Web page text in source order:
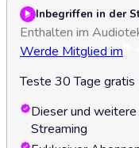
Inbegriffen in der
Enthalten im
Werde Mitglied im
Teste 30 Tage gratis
Dieser und
Streaming